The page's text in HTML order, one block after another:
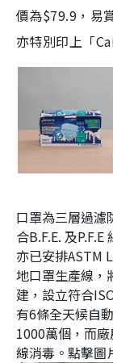
價為$79.9，易
亦特別印上「
口罩為三層過濾
合B.F.E. 及
亦已安排ASTM
地口罩生產線，
建，設立符合
有6條全天候自
1000萬個，而
線消毒。點擊圖